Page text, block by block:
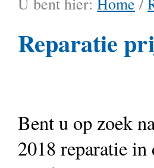
Reparatie
Bent u op zoek
2018 reparatie